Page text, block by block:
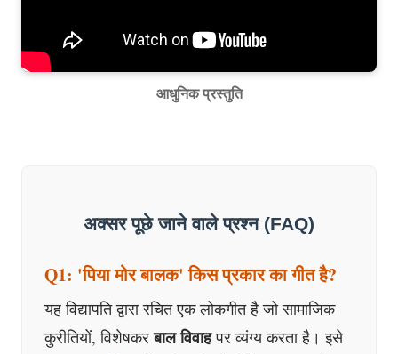
आधुनिक प्रस्तुति
अक्सर पूछे जाने वाले प्रश्न (FAQ)
Q1: 'पिया मोर बालक' किस प्रकार का गीत है?
यह विद्यापति द्वारा रचित एक लोकगीत है जो सामाजिक
कुरीतियों, विशेषकरबाल विवाहपर व्यंग्य करता है। इसे